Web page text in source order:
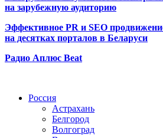
на зарубежную аудиторию
Эффективное PR и SEO
на десятках порталов в Беларуси
Радио Аплюс Beat
Россия
Астрахань
Белгород
Волгоград